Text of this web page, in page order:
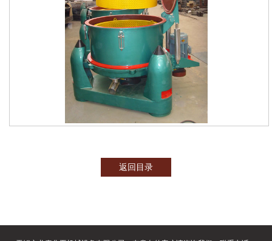
产区推荐
检测手段
企业荣誉
联系我们
返回目录